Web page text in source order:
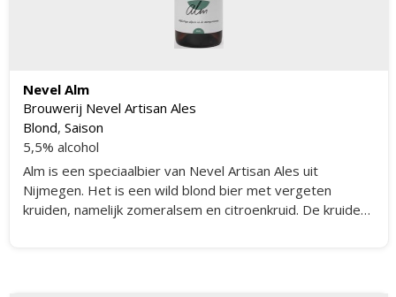
Nevel Alm
Brouwerij Nevel Artisan Ales
Blond, Saison
5,5% alcohol
Alm is een speciaalbier van Nevel Artisan Ales uit
Nijmegen. Het is een wild blond bier met vergeten
kruiden, namelijk zomeralsem en citroenkruid. De kruiden